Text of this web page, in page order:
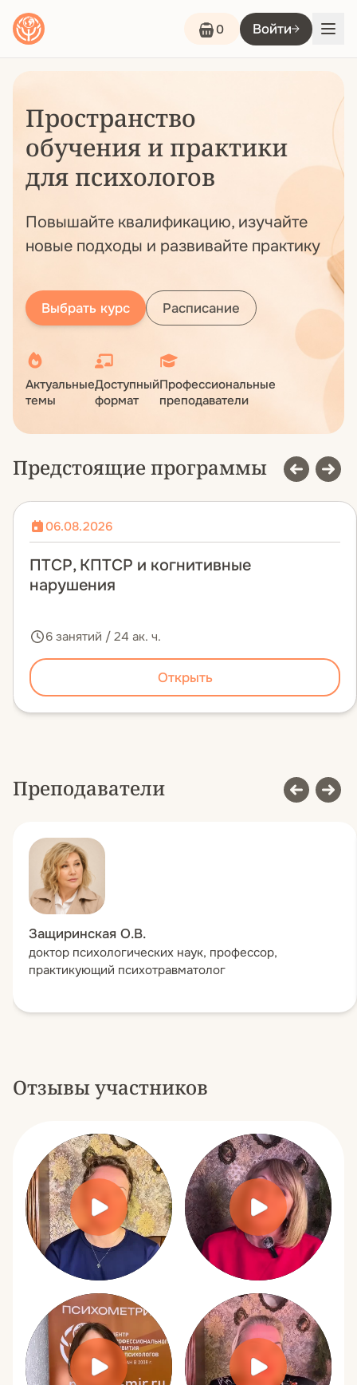
0 Войти
Пространство
обучения и практики
для психологов
Повышайте квалификацию, изучайте
новые подходы и развивайте практику
Выбрать курс Расписание
Актуальные
темы
Доступный
формат
Профессиональные
преподаватели
Предстоящие программы
06.08.2026
ПТСР, КПТСР и когнитивные
нарушения
6 занятий / 24 ак. ч.
Открыть
Преподаватели
Защиринская О.В.
доктор психологических наук, профессор,
практикующий психотравматолог
Отзывы участников